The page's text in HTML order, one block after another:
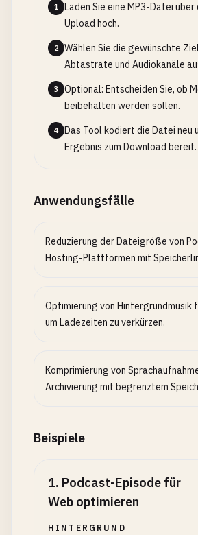
1
Laden Sie eine MP3-Datei
Upload hoch.
2
Wählen Sie die gewünschte
Abtastrate und Audiokanäle
3
Optional: Entscheiden Sie, ob
beibehalten werden sollen.
4
Das Tool kodiert die Datei neu
Ergebnis zum Download bereit.
Anwendungsfälle
Reduzierung der Dateigröße von
Hosting-Plattformen mit
Optimierung von Hintergrundmusik
um Ladezeiten zu verkürzen.
Komprimierung von
Archivierung mit begrenztem
Beispiele
1. Podcast-Episode für
Web optimieren
HINTERGRUND